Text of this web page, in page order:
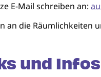
E-Mail schreiben an:
an die Räumlichkeiten
und Infos